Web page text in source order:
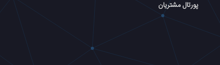
پورتال مشتریان